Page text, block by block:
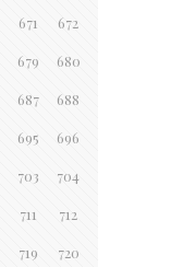
671 672
679 680
687 688
695 696
703 704
711 712
719 720